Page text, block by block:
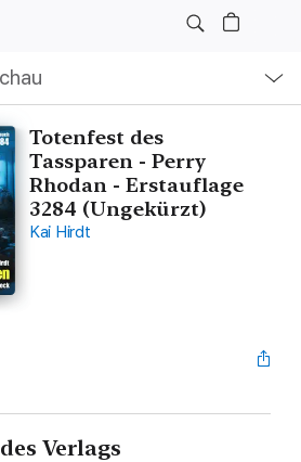
Totenfest des
Tassparen - Perry
Rhodan - Erstauflage
3284 (Ungekürzt)
Kai Hirdt
Verlags